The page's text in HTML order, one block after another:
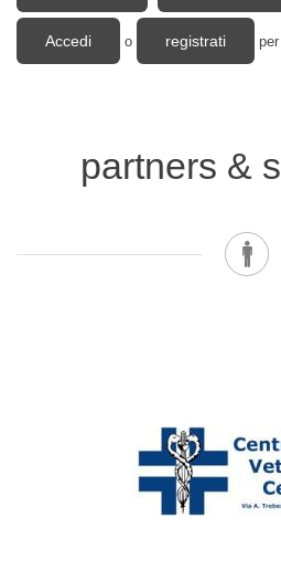
nell'endurance
Accedi o registrati
partners &